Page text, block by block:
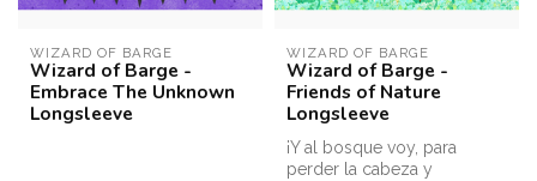
WIZARD OF BARGE
Wizard of Barge -
Embrace The Unknown
Longsleeve
WIZARD OF BARGE
Wizard of Barge -
Friends of Nature
Longsleeve
¡Y al bosque voy, para
perder la cabeza y